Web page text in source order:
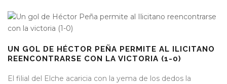
UN GOL DE HÉCTOR PEÑA PERMITE AL ILICITANO
REENCONTRARSE CON LA VICTORIA (1-0)
El filial del Elche acaricia con la yema de los dedos la